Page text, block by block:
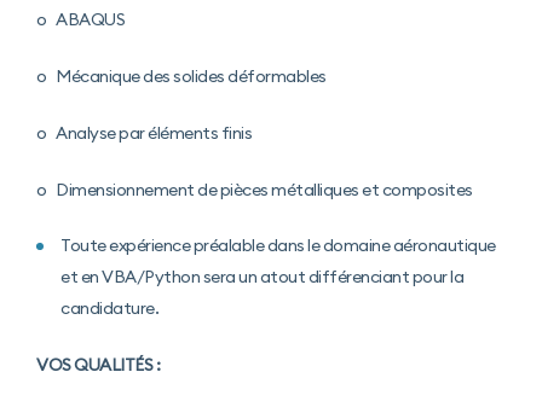
o ABAQUS
o Mécanique des solides déformables
o Analyse par éléments finis
o Dimensionnement de pièces métalliques et composites
Toute expérience préalable dans le domaine aéronautique
et en VBA/Python sera un atout différenciant pour la
candidature.
VOS QUALITÉS :